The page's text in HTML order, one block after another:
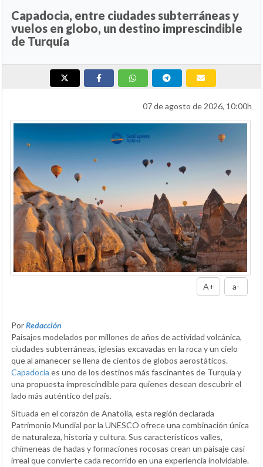
Capadocia, entre ciudades subterráneas y
vuelos en globo, un destino imprescindible
de Turquía
07 de agosto de 2026, 10:00h
A+ a-
PorRedacción
Paisajes modelados por millones de años de actividad volcánica,
ciudades subterráneas, iglesias excavadas en la roca y un cielo
que al amanecer se llena de cientos de globos aerostáticos.
Capadocia es uno de los destinos más fascinantes de Turquía y
una propuesta imprescindible para quienes desean descubrir el
lado más auténtico del país.
Situada en el corazón de Anatolia, esta región declarada
Patrimonio Mundial por la UNESCO ofrece una combinación única
de naturaleza, historia y cultura. Sus característicos valles,
chimeneas de hadas y formaciones rocosas crean un paisaje casi
irreal que convierte cada recorrido en una experiencia inolvidable.